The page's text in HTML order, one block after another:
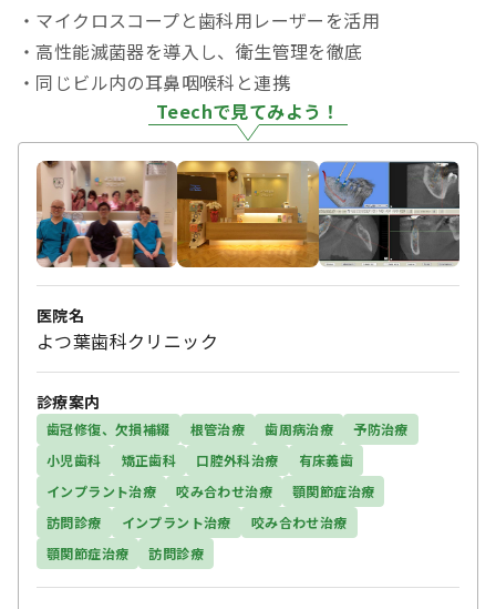
・マイクロスコープと歯科用レーザーを活用
・高性能滅菌器を導入し、衛生管理を徹底
・同じビル内の耳鼻咽喉科と連携
Teechで見てみよう！
医院名
よつ葉歯科クリニック
診療案内
歯冠修復、欠損補綴 根管治療 歯周病治療
予防治療
小児歯科
矯正歯科 口腔外科治療
有床義歯
インプラント治療
咬み合わせ治療
顎関節症治療
訪問診療
インプラント治療
咬み合わせ治療
顎関節症治療
訪問診療